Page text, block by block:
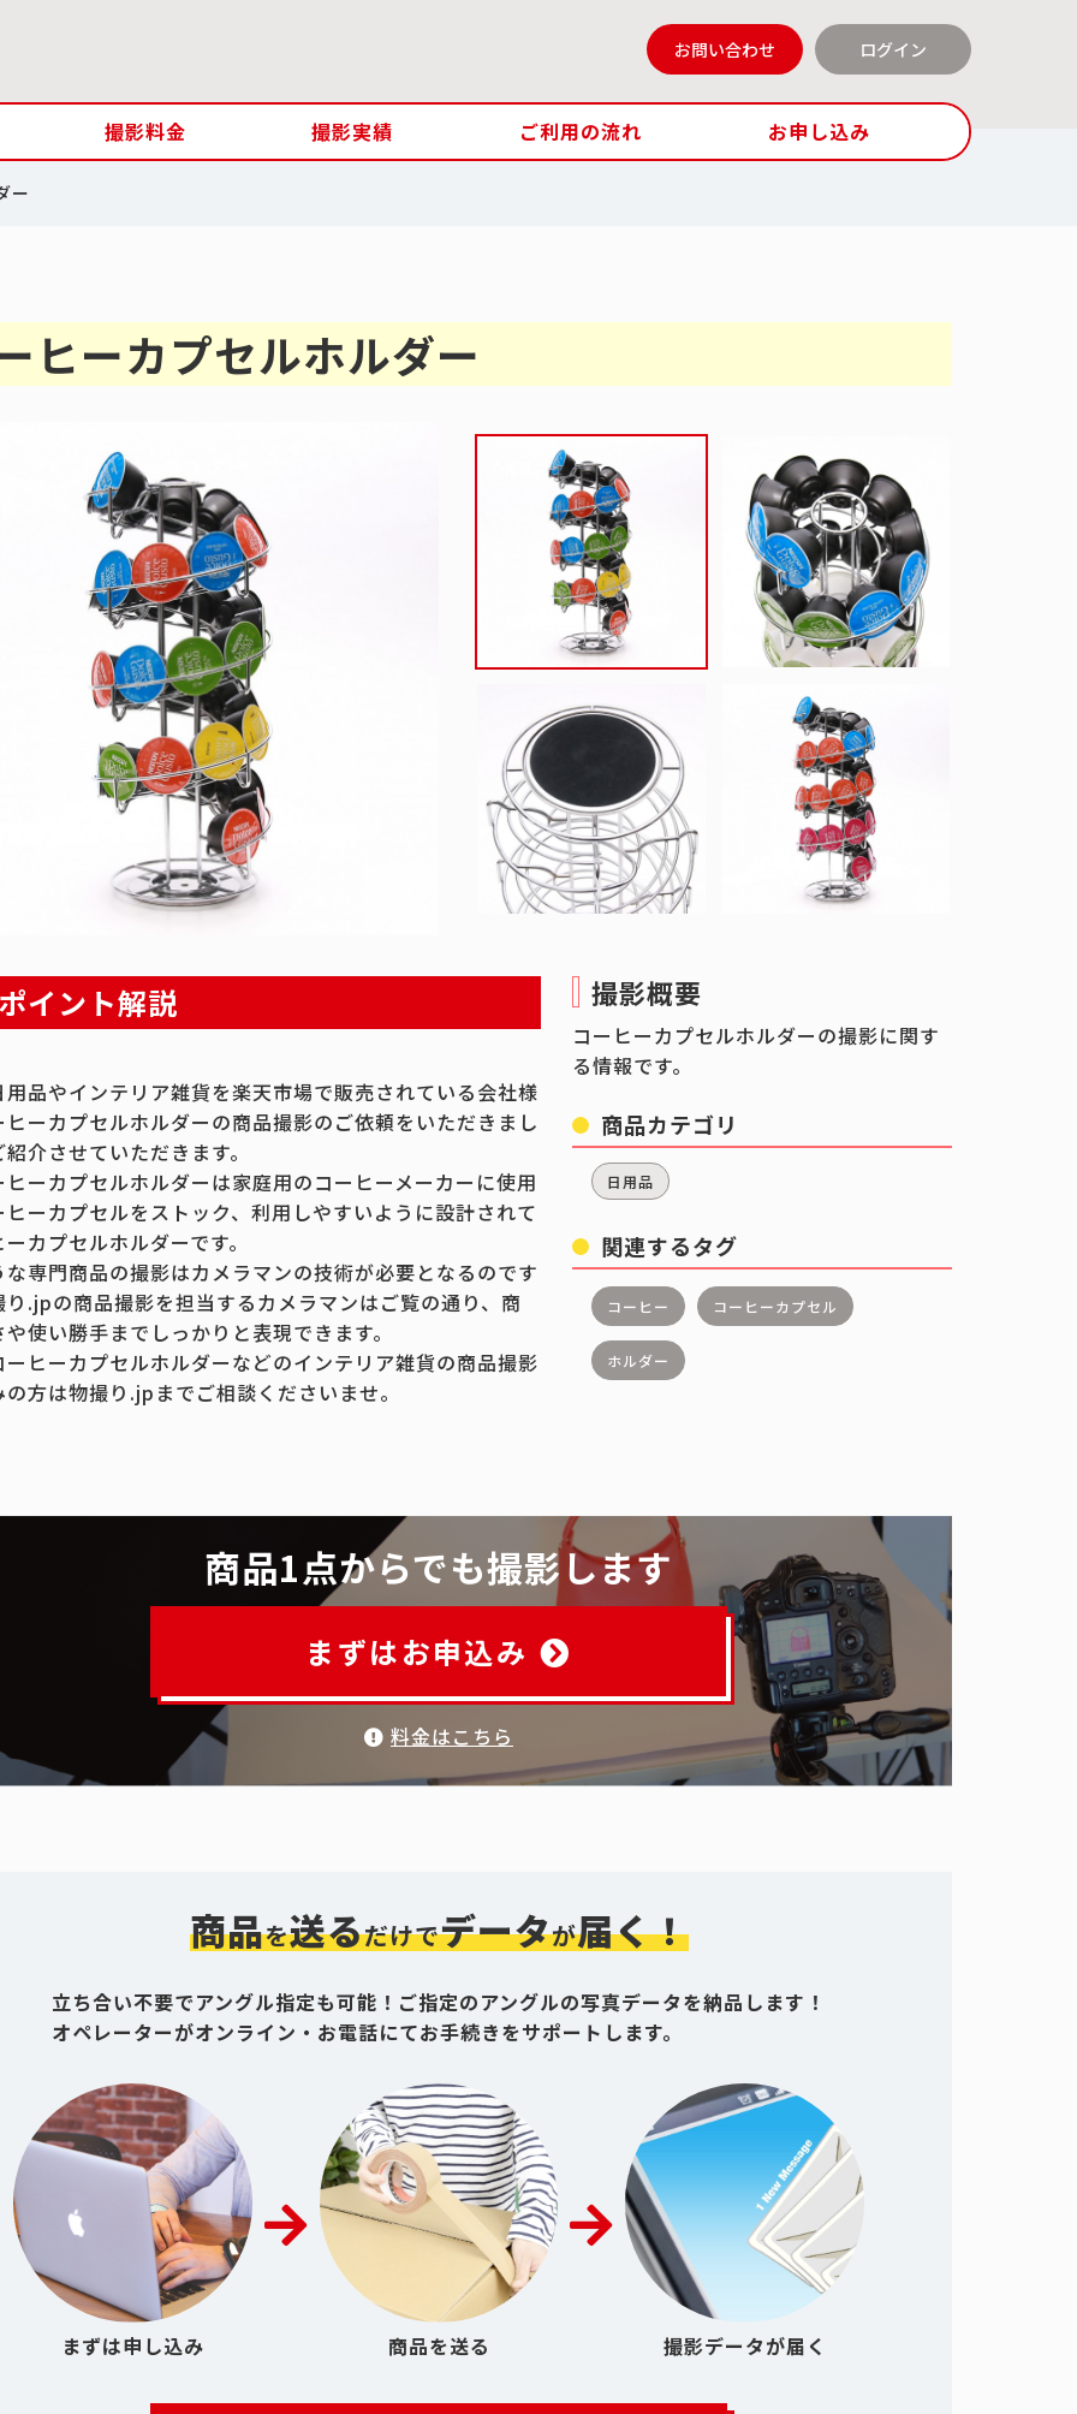
お問い合わせ ログイン
撮影料金 撮影実績 ご利用の流れ お申し込み
ー
ヒーカプセルホルダー
イント解説
用品やインテリア雑貨を楽天市場で販売されている会社様
ヒーカプセルホルダーの商品撮影のご依頼をいただきまし
介させていただきます。
ヒーカプセルホルダーは家庭用のコーヒーメーカーに使用
ヒーカプセルをストック、利用しやすいように設計されて
カプセルホルダーです。
な専門商品の撮影はカメラマンの技術が必要となるのです
り.jpの商品撮影を担当するカメラマンはご覧の通り、商
使い勝手までしっかりと表現できます。
ーヒーカプセルホルダーなどのインテリア雑貨の商品撮影
方は物撮り.jpまでご相談くださいませ。
撮影概要
コーヒーカプセルホルダーの撮影に関す
る情報です。
商品カテゴリ
日用品
関連するタグ
コーヒー コーヒーカプセル
ホルダー
商品1点からでも撮影します
まずはお申込み
料金はこちら
商品を送るだけでデータが届く！
立ち合い不要でアングル指定も可能！ご指定のアングルの写真データを納品します！
オペレーターがオンライン・お電話にてお手続きをサポートします。
まずは申し込み 商品を送る 撮影データが届く